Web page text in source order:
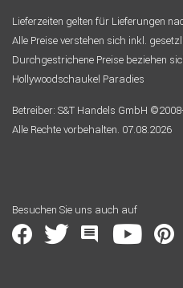
Lieferzeiten gelten für Lieferungen
Alle Preise verstehen sich inkl.
Durchgestrichene Preise beziehen
Hollywoodschaukel Paradies
Betreiber: S&T Handels GmbH
Alle Rechte vorbehalten. 07.08.2026
Besuchen Sie uns auch auf